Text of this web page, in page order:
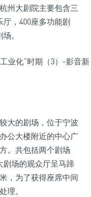
州大剧院主要包含三
厅，400座多功能剧
。
大的剧场，位于宁波
公大楼附近的中心广
。共包括两个剧场
剧场的观众厅呈马蹄
，为了获得座席中间
理。